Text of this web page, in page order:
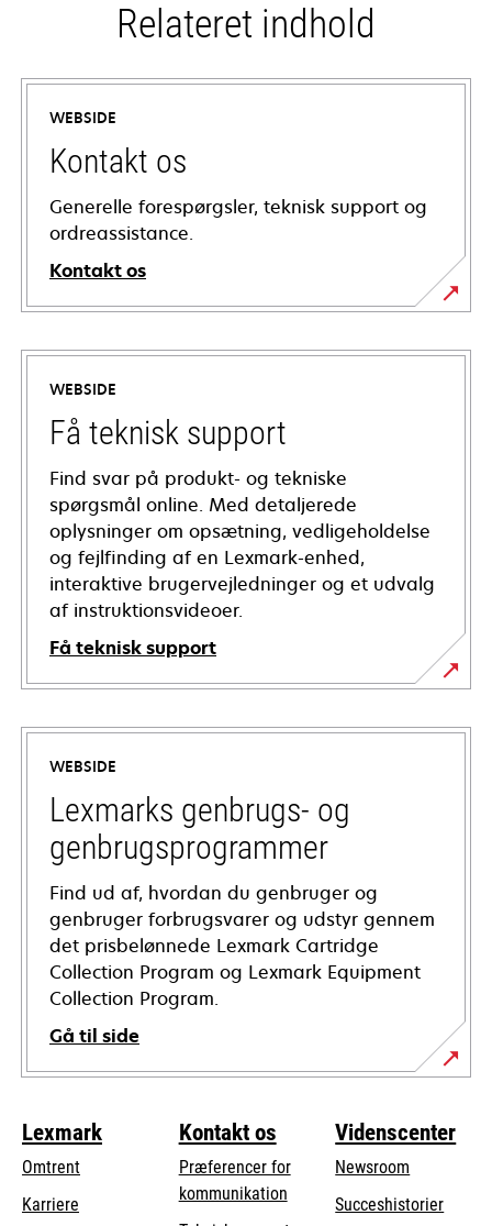
Relateret indhold
WEBSIDE
Kontakt os
Generelle forespørgsler, teknisk support og
ordreassistance.
Kontakt os
WEBSIDE
Få teknisk support
Find svar på produkt- og tekniske
spørgsmål online. Med detaljerede
oplysninger om opsætning, vedligeholdelse
og fejlfinding af en Lexmark-enhed,
interaktive brugervejledninger og et udvalg
af instruktionsvideoer.
Få teknisk support
opens
in
new
tab
WEBSIDE
Lexmarks genbrugs- og
genbrugsprogrammer
Find ud af, hvordan du genbruger og
genbruger forbrugsvarer og udstyr gennem
det prisbelønnede Lexmark Cartridge
Collection Program og Lexmark Equipment
Collection Program.
Gå til side
Lexmark
Omtrent
Karriere
Kontakt os
Præferencer for
kommunikation
Videnscenter
Newsroom
Succeshistorier